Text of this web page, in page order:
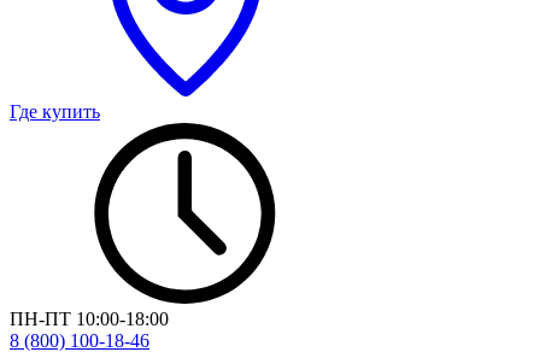
Где купить
ПН-ПТ 10:00-18:00
8 (800) 100-18-46